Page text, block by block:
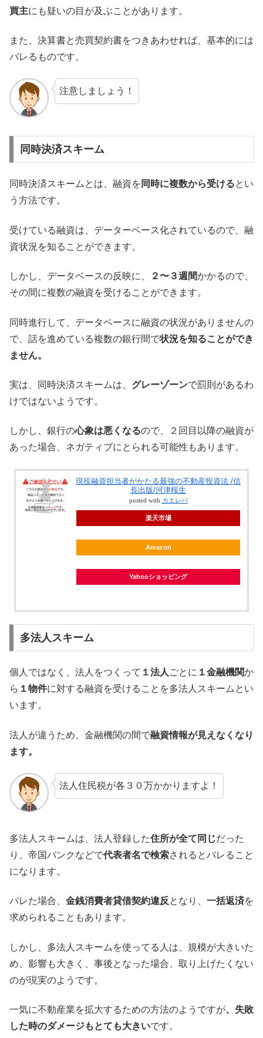
買主にも疑いの目が及ぶことがあります。
また、決算書と売買契約書をつきあわせれば、基本的には
バレるものです。
注意しましょう！
同時決済スキーム
同時決済スキームとは、融資を 同時に複数から受けるとい
う方法です。
受けている融資は、データーベース化されているので、融
資状況を知ることができます。
しかし、データベースの反映に、 ２〜３週間かかるので、
その間に複数の融資を受けることができます。
同時進行して、データベースに融資の状況がありませんの
で、話を進めている複数の銀行間で状況を知ることができ
ません。
実は、同時決済スキームは、 グレーゾーンで罰則があるわ
けではないようです。
しかし、銀行の心象は悪くなるので、２回目以降の融資が
あった場合、ネガティブにとられる可能性もあります。
現役融資担当者がかたる最強の不動産投資法 /信
長出版/河津桜生
posted with カエレバ
楽天市場
Amazon
Yahooショッピング
多法人スキーム
個人ではなく、法人をつくって １法人 ごとに １金融機関か
ら １物件に対する融資を受けることを多法人スキームとい
います。
法人が違うため、金融機関の間で融資情報が見えなくなり
ます。
法人住民税が各３０万かかりますよ！
多法人スキームは、法人登録した住所が全て同じだった
り、帝国バンクなどで代表者名で検索されるとバレること
になります。
バレた場合、 金銭消費者貸借契約違反となり、 一括返済を
求められることもあります。
しかし、多法人スキームを使ってる人は、規模が大きいた
め、影響も大きく、事後となった場合、取り上げたくない
のが現実のようです。
一気に不動産業を拡大するための方法のようですが、失敗
した時のダメージもとても大きいです。